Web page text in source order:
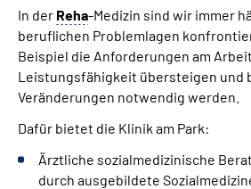
In der Reha-Medizin sind wir immer
beruflichen Problemlagen
Beispiel die Anforderungen am
Leistungsfähigkeit übersteigen und
Veränderungen notwendig werden.
Dafür bietet die Klinik am Park:
Ärztliche sozialmedizinische
durch ausgebildete